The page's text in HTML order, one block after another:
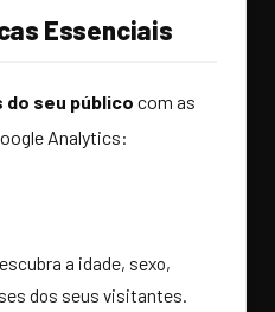
Essenciais
do seu público com as
Analytics:
a idade, sexo,
dos seus visitantes.